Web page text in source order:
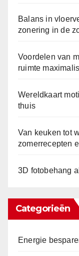
Balans in
zonering in de
Voordelen van
ruimte
Wereldkaart
thuis
Van keuken tot
zomerrecepten
3D fotobehang
Categorieën
Energie